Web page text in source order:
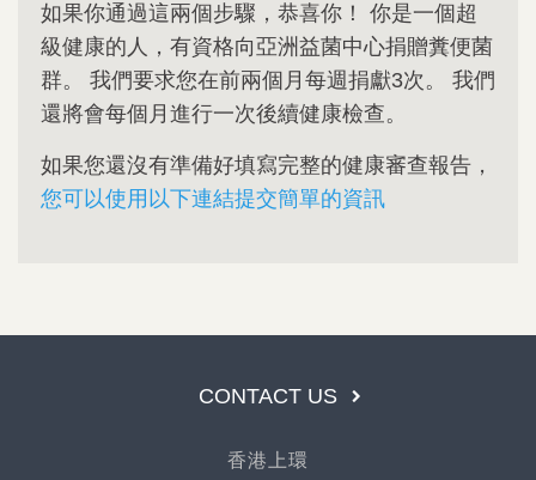
如果你通過這兩個步驟，恭喜你！ 你是一個超
級健康的人，有資格向亞洲益菌中心捐贈糞便菌
群。 我們要求您在前兩個月每週捐獻3次。 我們
還將會每個月進行一次後續健康檢查。
如果您還沒有準備好填寫完整的健康審查報告，
您可以使用以下連結提交簡單的資訊
CONTACT US
香港上環